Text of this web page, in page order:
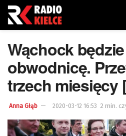
Wąchock
obwodnicę.
trzech miesięcy
Anna Głąb 2020-03-12 16:53 2 min.